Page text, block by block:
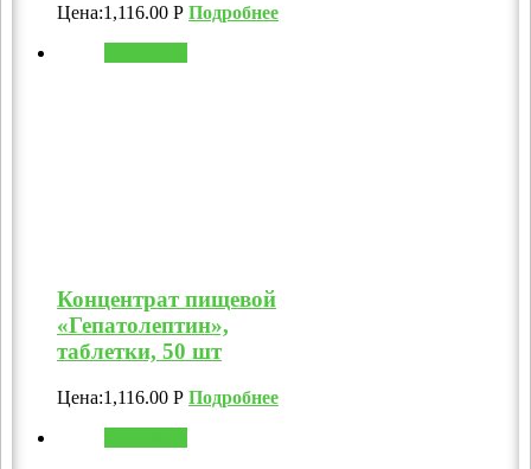
Цена:1,116.00 Р Подробнее
Концентрат пищевой
«Гепатолептин»,
таблетки, 50 шт
Цена:1,116.00 Р Подробнее